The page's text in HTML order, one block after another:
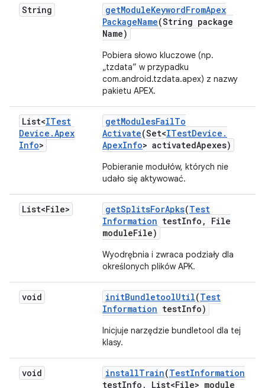
String getModuleKeywordFromApex
PackageName(String package
Name)
Pobiera słowo kluczowe (np.
„tzdata” w przypadku
com.android.tzdata.apex) z nazwy
pakietu APEX.
List<ITest
Device .Apex
Info>
getModulesFailTo
Activate(Set<ITestDevice .
ApexInfo> activatedApexes)
Pobieranie modułów, których nie
udało się aktywować.
List<File> getSplitsForApks(Test
Information testInfo ,
File
moduleFile)
Wyodrębnia i zwraca podziały dla
określonych plików APK.
void initBundletoolUtil(Test
Information testInfo)
Inicjuje narzędzie bundletool dla tej
klasy.
void installTrain(TestInformation
testInfo ,
List<File> module